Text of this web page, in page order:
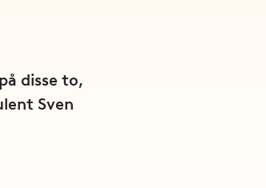
disse to,
Sven